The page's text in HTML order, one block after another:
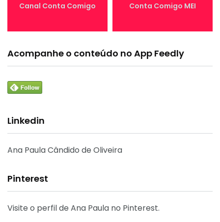
Canal Conta Comigo Conta Comigo MEI
Acompanhe o conteúdo no App Feedly
Linkedin
Ana Paula Cândido de Oliveira
Pinterest
Visite o perfil de Ana Paula no Pinterest.